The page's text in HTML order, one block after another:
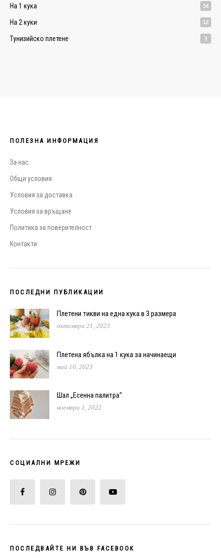
На 1 кука 34
На 2 куки 12
Тунизийско плетене 3
ПОЛЕЗНА ИНФОРМАЦИЯ
За нас
Общи условия
Условия за доставка
Условия за връщане
Политика за поверителност
Контакти
ПОСЛЕДНИ ПУБЛИКАЦИИ
Плетени тикви на една кука в 3 размера
октомври 21, 2023
Плетена ябълка на 1 кука за начинаещи
май 10, 2023
Шал „Есенна палитра“
ноември 1, 2022
СОЦИАЛНИ МРЕЖИ
ПОСЛЕДВАЙТЕ НИ ВЪВ FACEBOOK